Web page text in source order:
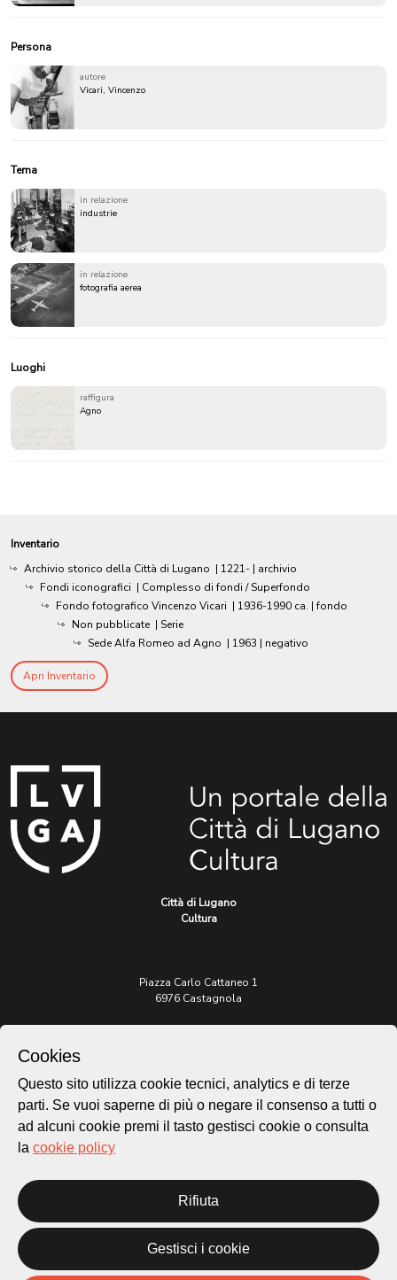
Persona
autore
Vicari, Vincenzo
Tema
in relazione
industrie
in relazione
fotografia aerea
Luoghi
raffigura
Agno
Inventario
Archivio storico della Città di Lugano | 1221- | archivio
Fondi iconografici | Complesso di fondi / Superfondo
Fondo fotografico Vincenzo Vicari | 1936-1990 ca. | fondo
Non pubblicate | Serie
Sede Alfa Romeo ad Agno | 1963 | negativo
Apri Inventario
Città di Lugano
Cultura
Piazza Carlo Cattaneo 1
6976 Castagnola
patrimonio@lugano.ch
t. +41 58 866 68 50
Sito istituzionale:
Privacy Policy
Credits
Homepage
Cookies
Questo sito utilizza cookie tecnici, analytics e di terze
parti. Se vuoi saperne di più o negare il consenso a tutti o
ad alcuni cookie premi il tasto gestisci cookie o consulta
la cookie policy
Rifiuta
Gestisci i cookie